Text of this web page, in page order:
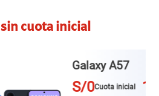
sin cuota inicial
S/0 12Cuotas
mensuales